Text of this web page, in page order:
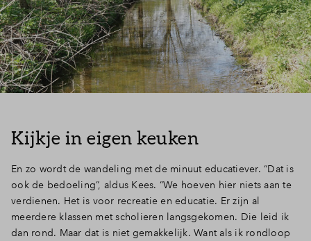
Kijkje in eigen keuken
En zo wordt de wandeling met de minuut educatiever. “Dat is
ook de bedoeling”, aldus Kees. “We hoeven hier niets aan te
verdienen. Het is voor recreatie en educatie. Er zijn al
meerdere klassen met scholieren langsgekomen. Die leid ik
dan rond. Maar dat is niet gemakkelijk. Want als ik rondloop